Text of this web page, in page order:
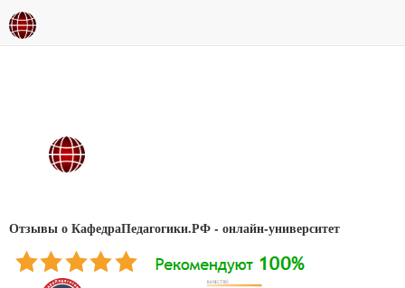
Отзывы о КафедраПедагогики.РФ - онлайн-университет